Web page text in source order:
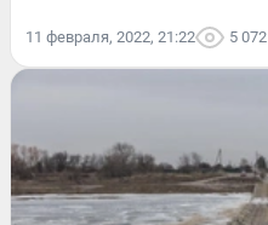
11 февраля, 2022, 21:22 5 072